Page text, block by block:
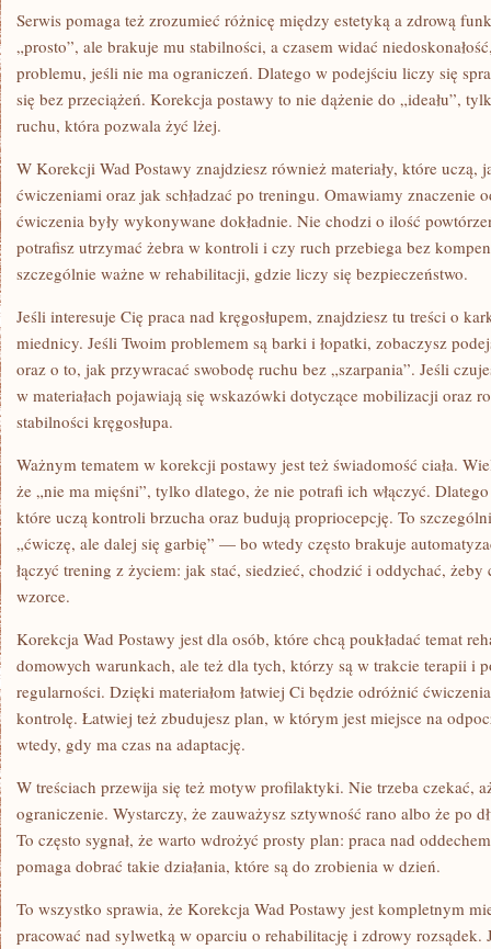
Serwis pomaga też zrozumieć różnicę między estetyką a zdrową
„prosto”, ale brakuje mu stabilności, a czasem widać
problemu, jeśli nie ma ograniczeń. Dlatego w podejściu liczy się
się bez przeciążeń. Korekcja postawy to nie dążenie do „ideału”,
ruchu, która pozwala żyć lżej.
W Korekcji Wad Postawy znajdziesz również materiały, które uczą,
ćwiczeniami oraz jak schładzać po treningu. Omawiamy znaczenie
ćwiczenia były wykonywane dokładnie. Nie chodzi o ilość
potrafisz utrzymać żebra w kontroli i czy ruch przebiega bez
szczególnie ważne w rehabilitacji, gdzie liczy się bezpieczeństwo.
Jeśli interesuje Cię praca nad kręgosłupem, znajdziesz tu treści o
miednicy. Jeśli Twoim problemem są barki i łopatki, zobaczysz
oraz o to, jak przywracać swobodę ruchu bez „szarpania”. Jeśli
w materiałach pojawiają się wskazówki dotyczące mobilizacji oraz
stabilności kręgosłupa.
Ważnym tematem w korekcji postawy jest też świadomość ciała.
że „nie ma mięśni”, tylko dlatego, że nie potrafi ich włączyć.
które uczą kontroli brzucha oraz budują propriocepcję. To
„ćwiczę, ale dalej się garbię” — bo wtedy często brakuje
łączyć trening z życiem: jak stać, siedzieć, chodzić i oddychać, żeby
wzorce.
Korekcja Wad Postawy jest dla osób, które chcą poukładać temat
domowych warunkach, ale też dla tych, którzy są w trakcie terapii i
regularności. Dzięki materiałom łatwiej Ci będzie odróżnić
kontrolę. Łatwiej też zbudujesz plan, w którym jest miejsce na
wtedy, gdy ma czas na adaptację.
W treściach przewija się też motyw profilaktyki. Nie trzeba czekać,
ograniczenie. Wystarczy, że zauważysz sztywność rano albo że po
To często sygnał, że warto wdrożyć prosty plan: praca nad
pomaga dobrać takie działania, które są do zrobienia w dzień.
To wszystko sprawia, że Korekcja Wad Postawy jest kompletnym
pracować nad sylwetką w oparciu o rehabilitację i zdrowy rozsądek.